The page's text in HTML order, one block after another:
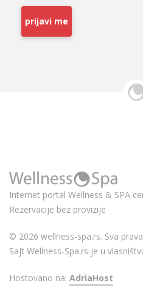
prijavi me
Internet portal Wellness & SPA
Rezervacije bez provizije
© 2026 wellness-spa.rs. Sva
Sajt Wellness-Spa.rs je u
Hostovano na: AdriaHost